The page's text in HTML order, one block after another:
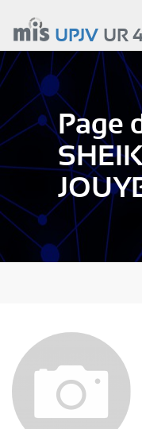
contenu
principal
UPJVUR
Page